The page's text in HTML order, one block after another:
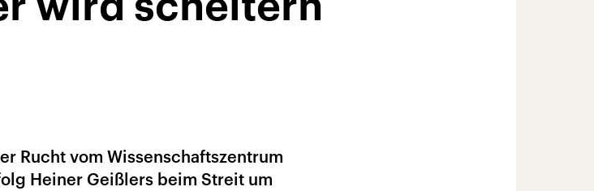
Rucht vom Wissenschaftszentrum
Heiner Geißlers beim Streit um